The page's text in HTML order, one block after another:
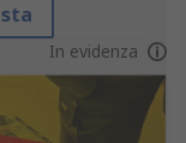
In evidenza